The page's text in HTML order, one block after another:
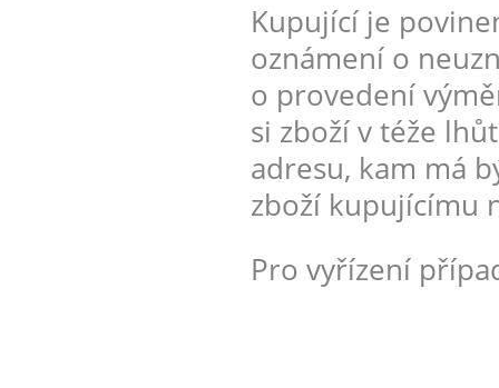
Kupující je
oznámení o
o provedení
si zboží v téže
adresu, kam má
zboží kupujícímu
Pro vyřízení